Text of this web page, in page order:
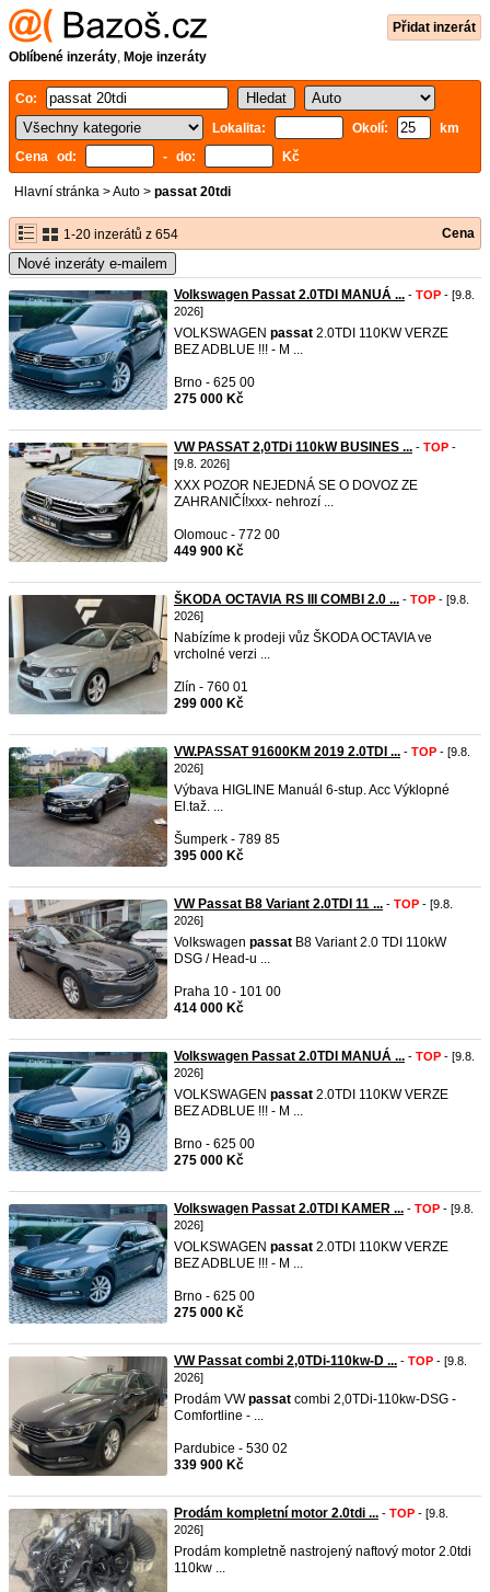
Přidat inzerát
Oblíbené inzeráty, Moje inzeráty
Co:
Lokalita:
Okolí:
km
Cena od:
- do: Kč
Hlavní stránka >Auto > passat 20tdi
1-20 inzerátů z 654 Cena
Nové inzeráty e-mailem
Volkswagen Passat 2.0TDI MANUÁ ... - TOP - [9.8.
2026]
VOLKSWAGEN passat 2.0TDI 110KW VERZE
BEZ ADBLUE !!! - M ...
Brno - 625 00
275 000 Kč
VW PASSAT 2,0TDi 110kW BUSINES ... - TOP -
[9.8. 2026]
XXX POZOR NEJEDNÁ SE O DOVOZ ZE
ZAHRANIČÍ!xxx- nehrozí ...
Olomouc - 772 00
449 900 Kč
ŠKODA OCTAVIA RS III COMBI 2.0 ... - TOP - [9.8.
2026]
Nabízíme k prodeji vůz ŠKODA OCTAVIA ve
vrcholné verzi ...
Zlín - 760 01
299 000 Kč
VW.PASSAT 91600KM 2019 2.0TDI ... - TOP - [9.8.
2026]
Výbava HIGLINE Manuál 6-stup. Acc Výklopné
El.taž. ...
Šumperk - 789 85
395 000 Kč
VW Passat B8 Variant 2.0TDI 11 ... - TOP - [9.8.
2026]
Volkswagen passat B8 Variant 2.0 TDI 110kW
DSG / Head-u ...
Praha 10 - 101 00
414 000 Kč
Volkswagen Passat 2.0TDI MANUÁ ... - TOP - [9.8.
2026]
VOLKSWAGEN passat 2.0TDI 110KW VERZE
BEZ ADBLUE !!! - M ...
Brno - 625 00
275 000 Kč
Volkswagen Passat 2.0TDI KAMER ... - TOP - [9.8.
2026]
VOLKSWAGEN passat 2.0TDI 110KW VERZE
BEZ ADBLUE !!! - M ...
Brno - 625 00
275 000 Kč
VW Passat combi 2,0TDi-110kw-D ... - TOP - [9.8.
2026]
Prodám VWpassat combi 2,0TDi-110kw-DSG -
Comfortline - ...
Pardubice - 530 02
339 900 Kč
Prodám kompletní motor 2.0tdi ... - TOP - [9.8.
2026]
Prodám kompletně nastrojený naftový motor 2.0tdi
110kw ...